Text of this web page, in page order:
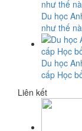
Du học
như thế
Du học
cấp Học
Liên kết